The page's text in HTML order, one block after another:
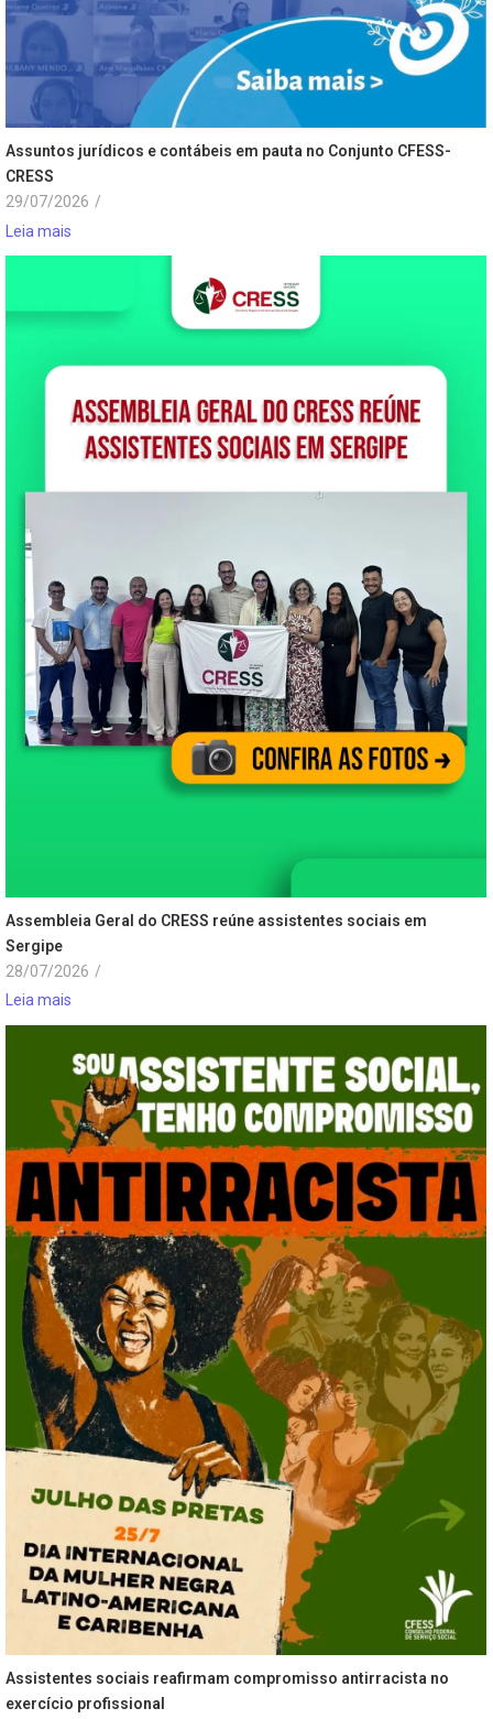
Assuntos jurídicos e contábeis em pauta no Conjunto CFESS-
CRESS
29/07/2026 /
Leia mais
Assembleia Geral do CRESS reúne assistentes sociais em
Sergipe
28/07/2026 /
Leia mais
Assistentes sociais reafirmam compromisso antirracista no
exercício profissional